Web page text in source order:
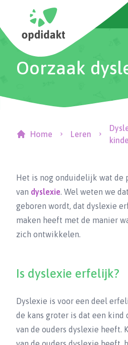
Oorzaak
Home Leren
Het is nog onduidelijk wat de
van dyslexie. Wel weten we
geboren wordt, dat dyslexie
maken heeft met de manier
zich ontwikkelen.
Is dyslexie erfelijk?
Dyslexie is voor een deel
de kans groter is dat een kind
van de ouders dyslexie heeft.